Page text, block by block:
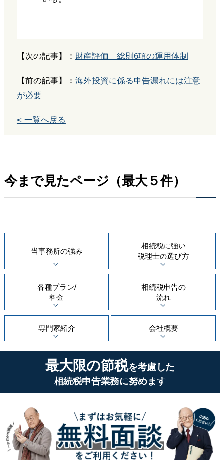
【次の記事】： 財産評価 総則6項の運用体制
【前の記事】： 海外投資に係る申告漏れには注意
が必要
< 一覧へ戻る
今まで見たページ（最大５件）
当事務所の強み
相続税に強い
税理士の選び方
各種プラン/
料金
相続税申告の
流れ
専門家紹介 会社概要
最大限の節税を考慮した
相続税申告業務に努めます